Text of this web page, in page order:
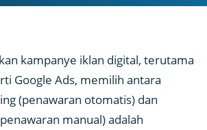
kampanye iklan digital, terutama
Google Ads, memilih antara
(penawaran otomatis) dan
manual) adalah